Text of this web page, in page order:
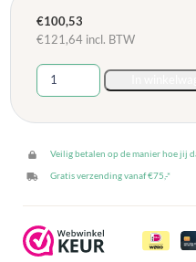
€100,53
€121,64incl. BTW
Stapelbare
kruk
45cm
Berken
aantal
Veilig betalen op de manier hoe jij
Gratis verzending vanaf €75,-*